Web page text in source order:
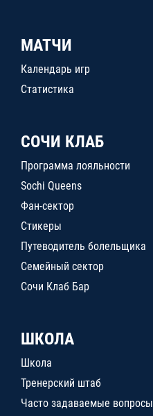
МАТЧИ
Календарь игр
Статистика
СОЧИ КЛАБ
Программа лояльности
Sochi Queens
Фан-сектор
Стикеры
Путеводитель болельщика
Семейный сектор
Сочи Клаб Бар
ШКОЛА
Школа
Тренерский штаб
Часто задаваемые вопросы